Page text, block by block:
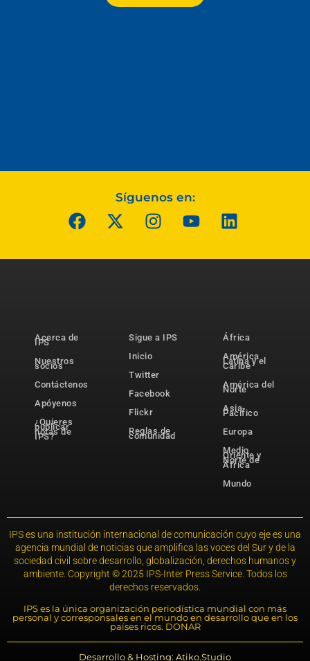
Síguenos en:
Acerca de
IPS
Nuestros
socios
Contáctenos
Apóyenos
¿Quieres
publicar
notas de
IPS?
Sigue a IPS
Inicio
Twitter
Facebook
Flickr
Reglas de
comunidad
África
América
Latina y el
Caribe
América del
Norte
Asia-
Pacífico
Europa
Medio
Oriente y
Norte de
África
Mundo
IPS es una institución internacional de comunicación cuyo eje es una
agencia mundial de noticias que amplifica las voces del Sur y de la
sociedad civil sobre desarrollo, globalización, derechos humanos y
ambiente. Copyright © 2025 IPS-Inter Press Service. Todos los
derechos reservados.
IPS es la única organización periodística mundial con más
personal y corresponsales en el mundo en desarrollo que en los
países ricos. DONAR
Desarrollo & Hosting: Atiko.Studio